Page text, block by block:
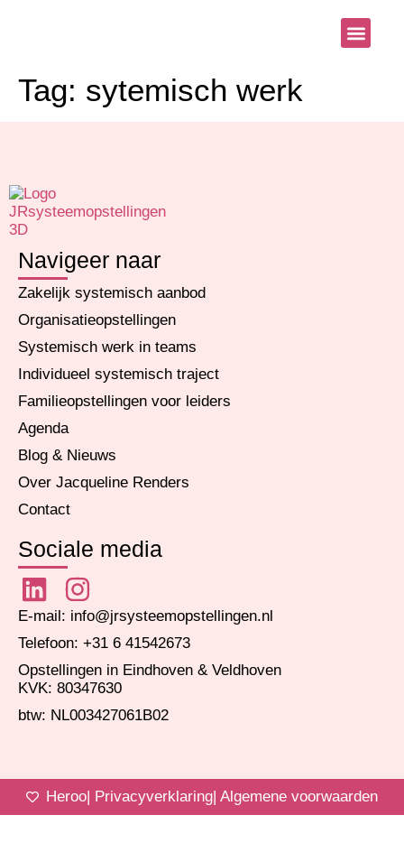
Tag: sytemisch werk
Navigeer naar
Zakelijk systemisch aanbod
Organisatieopstellingen
Systemisch werk in teams
Individueel systemisch traject
Familieopstellingen voor leiders
Agenda
Blog & Nieuws
Over Jacqueline Renders
Contact
Sociale media
E-mail: info@jrsysteemopstellingen.nl
Telefoon: +31 6 41542673
Opstellingen in Eindhoven & Veldhoven
KVK: 80347630
btw: NL003427061B02
Heroo| Privacyverklaring| Algemene voorwaarden